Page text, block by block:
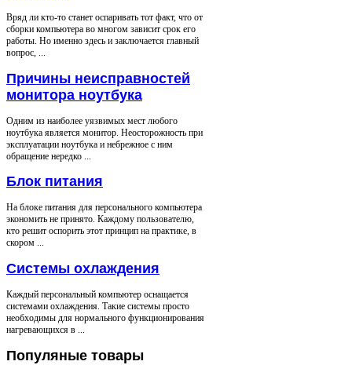
Вряд ли кто-то станет оспаривать тот факт, что от
сборки компьютера во многом зависит срок его
работы. Но именно здесь и заключается главный
вопрос, ...
Причины неисправностей
монитора ноутбука
Одним из наиболее уязвимых мест любого
ноутбука является монитор. Неосторожность при
эксплуатации ноутбука и небрежное с ним
обращение нередко ...
Блок питания
На блоке питания для персонального компьютера
экономить не принято. Каждому пользователю,
кто решит оспорить этот принцип на практике, в
скором ...
Системы охлаждения
Каждый персональный компьютер оснащается
системами охлаждения. Такие системы просто
необходимы для нормального функционирования
нагревающихся в ...
Популяные товары